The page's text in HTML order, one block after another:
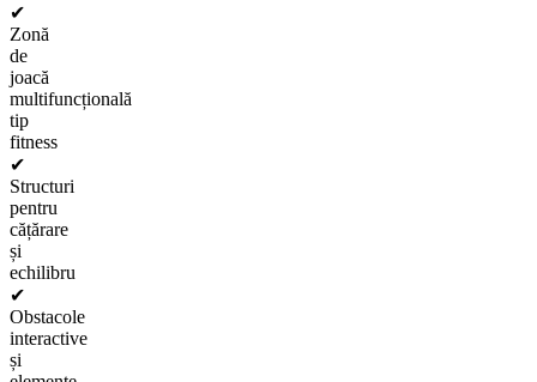
✔
Zonă
de
joacă
multifuncțională
tip
fitness
✔
Structuri
pentru
cățărare
și
echilibru
✔
Obstacole
interactive
și